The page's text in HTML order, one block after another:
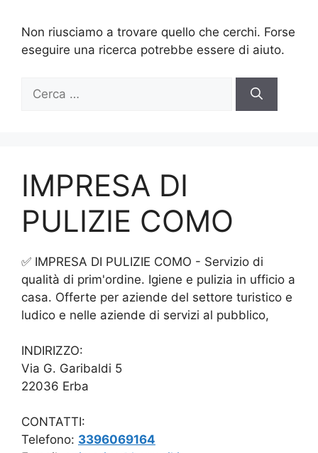
Non riusciamo a trovare quello che cerchi. Forse
eseguire una ricerca potrebbe essere di aiuto.
per:
IMPRESA DI
PULIZIE COMO
✅ IMPRESA DI PULIZIE COMO - Servizio di
qualità di prim'ordine. Igiene e pulizia in ufficio a
casa. Offerte per aziende del settore turistico e
ludico e nelle aziende di servizi al pubblico,
INDIRIZZO:
Via G. Garibaldi 5
22036 Erba
CONTATTI:
Telefono: 3396069164